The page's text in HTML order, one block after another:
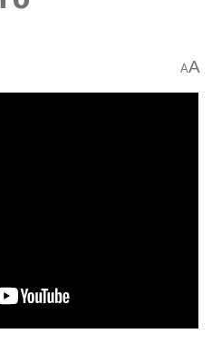
AA